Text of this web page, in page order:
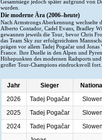
Gesamtsiege jedoch später aufgrund von
wurden.
Die moderne Ära (2006–heute)
Nach Armstrongs Aberkennung wechselte
Alberto Contador, Cadel Evans, Bradley
gewannen jeweils die Tour, bevor Chris
das Team Sky zur erfolgreichsten
prägen vor allem Tadej Pogačar und
France. Ihre Duelle in den Alpen und
Höhepunkten des modernen Radsports
großer Tour-Champions eindrucksvoll fort.
Jahr Sieger
2026
Tadej Pogačar
2025
Tadej Pogačar
2024
Tadej Pogačar